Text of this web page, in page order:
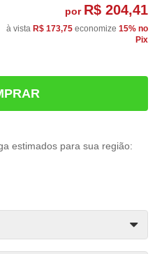
por R$ 204,41
à vista R$ 173,75 economize 15% no
Pix
estimados para sua região: